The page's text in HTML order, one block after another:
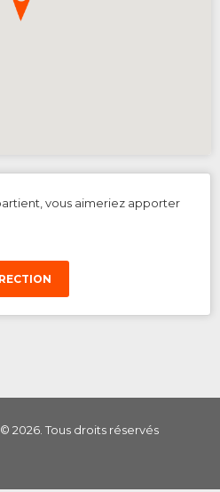
vous aimeriez apporter
2026. Tous droits réservés